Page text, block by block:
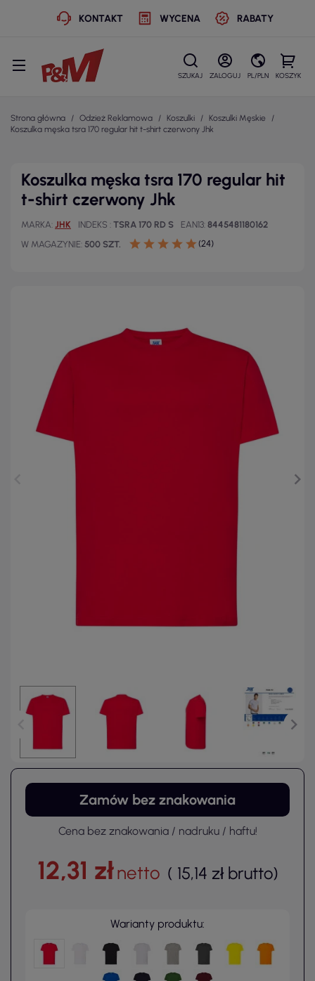
KONTAKT WYCENA RABATY
SZUKAJ ZALOGUJ PL/PLN KOSZYK
Strona główna Odzież Reklamowa Koszulki
Koszulki Męskie
Koszulka męska tsra 170 regular hit t-shirt czerwony Jhk
Koszulka męska tsra 170 regular hit
t-shirt czerwony Jhk
MARKA JHK INDEKS TSRA 170 RD S EAN13 8445481180162
W MAGAZYNIE 500 SZT. (24)
Zamów bez znakowania
Cena bez znakowania / nadruku / haftu!
12,31 złnetto ( 15,14 zł brutto)
Warianty produktu: